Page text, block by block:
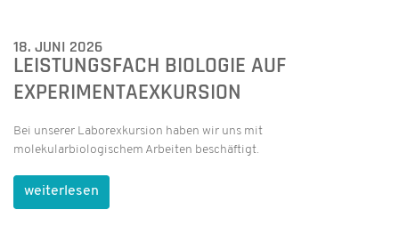
18. JUNI 2026
LEISTUNGSFACH BIOLOGIE AUF
EXPERIMENTAEXKURSION
Bei unserer Laborexkursion haben wir uns mit
molekularbiologischem Arbeiten beschäftigt.
weiterlesen